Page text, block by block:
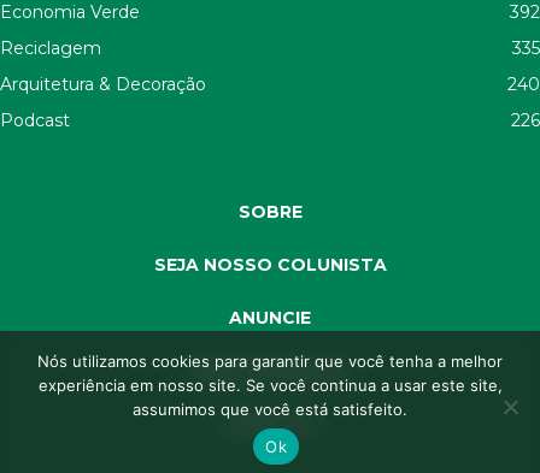
Economia Verde
392
Reciclagem
335
Arquitetura & Decoração
240
Podcast
226
SOBRE
SEJA NOSSO COLUNISTA
ANUNCIE
SEJA APOIADOR
CONTATO
Nós utilizamos cookies para garantir que você tenha a melhor
experiência em nosso site. Se você continua a usar este site,
assumimos que você está satisfeito.
Ok